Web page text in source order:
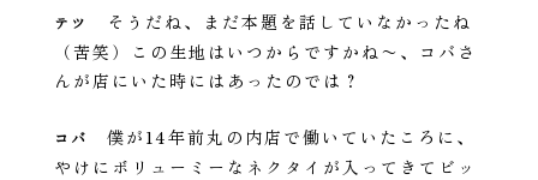
テツ
そうだね、まだ本題を話していなかったね
（苦笑）この生地はいつからですかね〜、コバさ
んが店にいた時にはあったのでは？
コバ
僕が14年前丸の内店で働いていたころに、
やけにボリューミーなネクタイが入ってきてビッ